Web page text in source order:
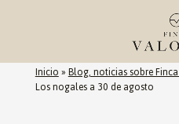
Inicio»Blog, noticias sobre
Los nogales a 30 de agosto